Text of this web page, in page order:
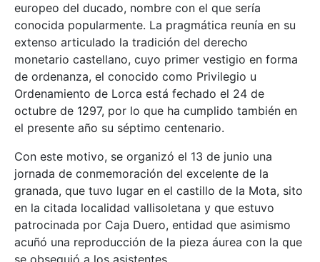
europeo del ducado, nombre con el que sería
conocida popularmente. La pragmática reunía en su
extenso articulado la tradición del derecho
monetario castellano, cuyo primer vestigio en forma
de ordenanza, el conocido como Privilegio u
Ordenamiento de Lorca está fechado el 24 de
octubre de 1297, por lo que ha cumplido también en
el presente año su séptimo centenario.
Con este motivo, se organizó el 13 de junio una
jornada de conmemoración del excelente de la
granada, que tuvo lugar en el castillo de la Mota, sito
en la citada localidad vallisoletana y que estuvo
patrocinada por Caja Duero, entidad que asimismo
acuñó una reproducción de la pieza áurea con la que